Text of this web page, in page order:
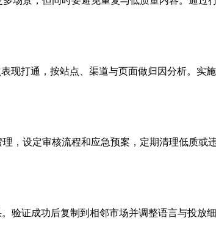
打通，按站点、渠道与页面做归因分析。实施
，设定审核流程和应急预案，定期清理低质或
证成功后复制到相邻市场并调整语言与投放